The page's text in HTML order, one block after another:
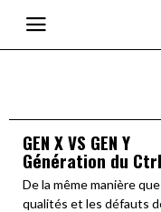
GEN X VS GEN Y
Génération du
De la même manière
qualités et les défauts